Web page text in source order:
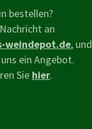
bestellen?
an
weindepot.de, und
ein Angebot.
Sie hier.